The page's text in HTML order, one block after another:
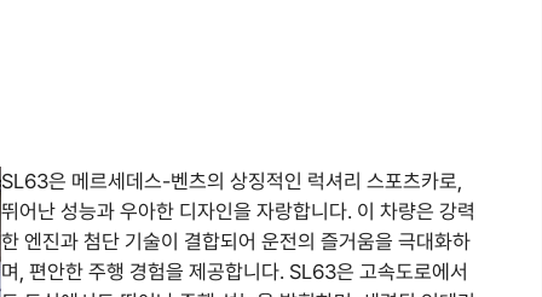
SL63은 메르세데스-벤츠의 상징적인 럭셔리 스포츠카로,
뛰어난 성능과 우아한 디자인을 자랑합니다. 이 차량은 강력
한 엔진과 첨단 기술이 결합되어 운전의 즐거움을 극대화하
며, 편안한 주행 경험을 제공합니다. SL63은 고속도로에서